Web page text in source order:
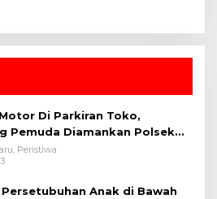
Di Parkiran Toko,
Pemuda Diamankan Polsek
Peristiwa
Anak di Bawah